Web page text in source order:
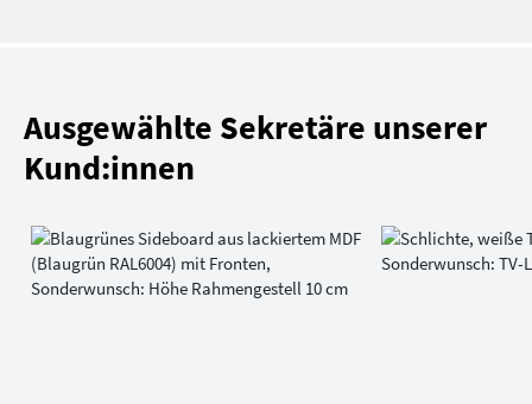
Ausgewählte Sekretäre unserer
Kund:innen